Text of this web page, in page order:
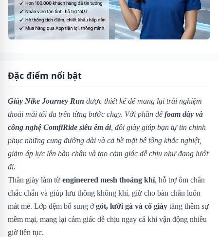
Đặc điểm nổi bật
Giày Nike Journey Run được thiết kế để mang lại trải nghiệm
thoải mái tối đa trên từng bước chạy. Với phần đếfoam dày và
công nghệ ComfiRide siêu êm ái, đôi giày giúp bạn tự tin chinh
phục những cung đường dài và cả bề mặt bê tông khắc nghiệt,
giảm áp lực lên bàn chân và tạo cảm giác dễ chịu như đang lướt
đi.
Thân giày làm từ engineered mesh thoáng khí, hỗ trợ ôm chân
chắc chắn và giúp lưu thông không khí, giữ cho bàn chân luôn
mát mẻ. Lớp đệm bổ sung ởgót, lưỡi gà và cổ giày tăng thêm sự
mềm mại, mang lại cảm giác dễ chịu ngay cả khi vận động nhiều
giờ liên tục.